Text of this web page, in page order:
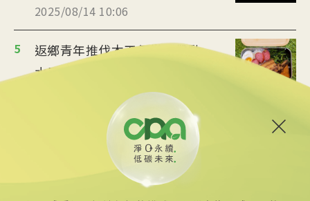
2025/08/14 10:06
5
返鄉青年推伐木工便當 帶動
水里觀光與減碳經濟
台中智慧停車無紙化9/8上線
2025/08/11 18:54